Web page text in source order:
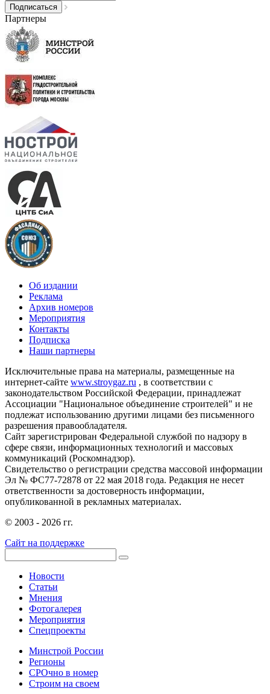
Партнеры
Об издании
Реклама
Архив номеров
Мероприятия
Контакты
Подписка
Наши партнеры
Исключительные права на материалы, размещенные на
интернет-сайте www.stroygaz.ru , в соответствии с
законодательством Российской Федерации, принадлежат
Ассоциации "Национальное объединение строителей" и не
подлежат использованию другими лицами без письменного
разрешения правообладателя.
Сайт зарегистрирован Федеральной службой по надзору в
сфере связи, информационных технологий и массовых
коммуникаций (Роскомнадзор).
Свидетельство о регистрации средства массовой информации
Эл № ФС77-72878 от 22 мая 2018 года. Редакция не несет
ответственности за достоверность информации,
опубликованной в рекламных материалах.
© 2003 - 2026 гг.
Сайт на поддержке
Новости
Статьи
Мнения
Фотогалерея
Мероприятия
Спецпроекты
Минстрой России
Регионы
СРОчно в номер
Строим на своем